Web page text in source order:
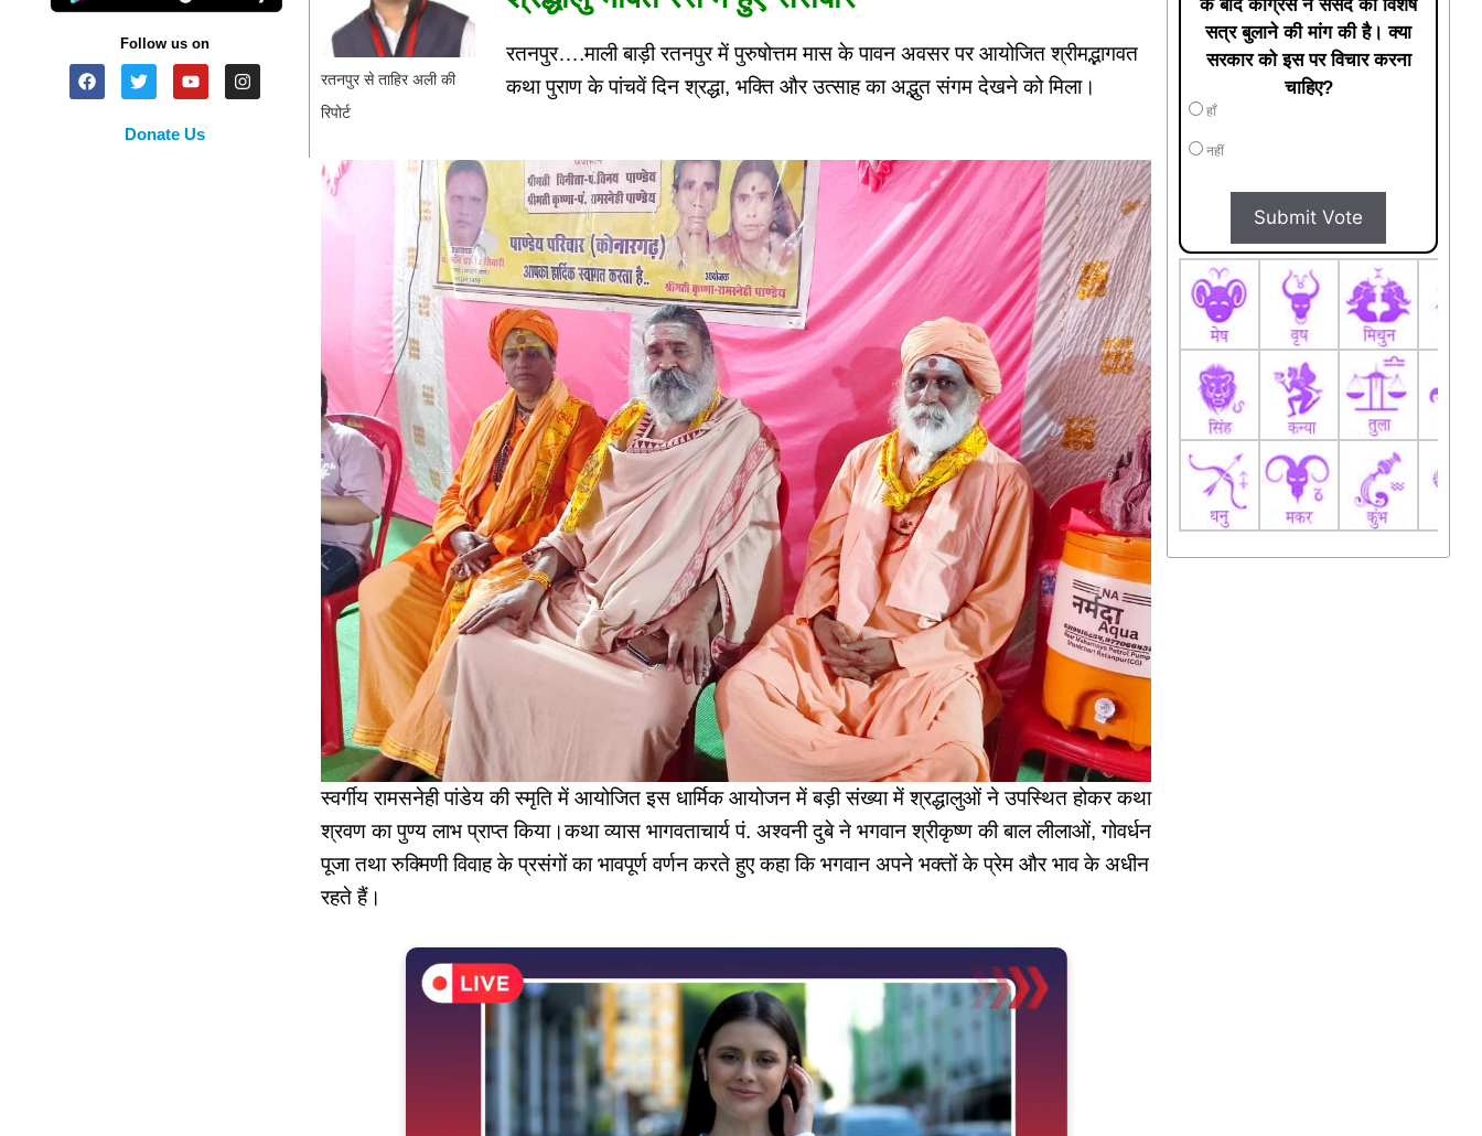
Follow us on
Donate Us
रतनपुर से ताहिर अली की
रिपोर्ट
रतनपुर….माली बाड़ी रतनपुर में पुरुषोत्तम मास के पावन अवसर पर आयोजित श्रीमद्भागवत
कथा पुराण के पांचवें दिन श्रद्धा, भक्ति और उत्साह का अद्भुत संगम देखने को मिला।
स्वर्गीय रामसनेही पांडेय की स्मृति में आयोजित इस धार्मिक आयोजन में बड़ी संख्या में श्रद्धालुओं ने उपस्थित होकर कथा
श्रवण का पुण्य लाभ प्राप्त किया।कथा व्यास भागवताचार्य पं. अश्वनी दुबे ने भगवान श्रीकृष्ण की बाल लीलाओं, गोवर्धन
पूजा तथा रुक्मिणी विवाह के प्रसंगों का भावपूर्ण वर्णन करते हुए कहा कि भगवान अपने भक्तों के प्रेम और भाव के अधीन
रहते हैं।
के बाद कांग्रेस ने संसद का विशेष
सत्र बुलाने की मांग की है। क्या
सरकार को इस पर विचार करना
चाहिए?
हाँ
नहीं
Submit Vote